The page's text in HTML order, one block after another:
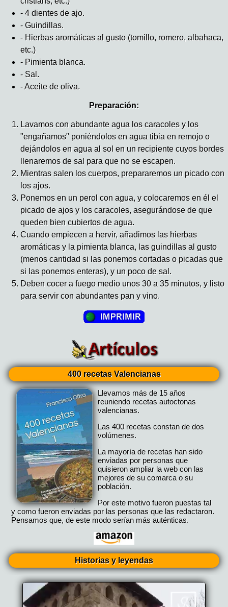
- 4 dientes de ajo.
- Guindillas.
- Hierbas aromáticas al gusto (tomillo, romero, albahaca,
etc.)
- Pimienta blanca.
- Sal.
- Aceite de oliva.
Preparación:
Lavamos con abundante agua los caracoles y los
"engañamos" poniéndolos en agua tibia en remojo o
dejándolos en agua al sol en un recipiente cuyos bordes
llenaremos de sal para que no se escapen.
Mientras salen los cuerpos, prepararemos un picado con
los ajos.
Ponemos en un perol con agua, y colocaremos en él el
picado de ajos y los caracoles, asegurándose de que
queden bien cubiertos de agua.
Cuando empiecen a hervir, añadimos las hierbas
aromáticas y la pimienta blanca, las guindillas al gusto
(menos cantidad si las ponemos cortadas o picadas que
si las ponemos enteras), y un poco de sal.
Deben cocer a fuego medio unos 30 a 35 minutos, y listo
para servir con abundantes pan y vino.
400 recetas Valencianas
Llevamos más de 15 años
reuniendo recetas autoctonas
valencianas.
Las 400 recetas constan de dos
volúmenes.
La mayoría de recetas han sido
enviadas por personas que
quisieron ampliar la web con las
mejores de su comarca o su
población.
Por este motivo fueron puestas tal
y como fueron enviadas por las personas que las redactaron.
Pensamos que, de este modo serían más auténticas.
Historias y leyendas